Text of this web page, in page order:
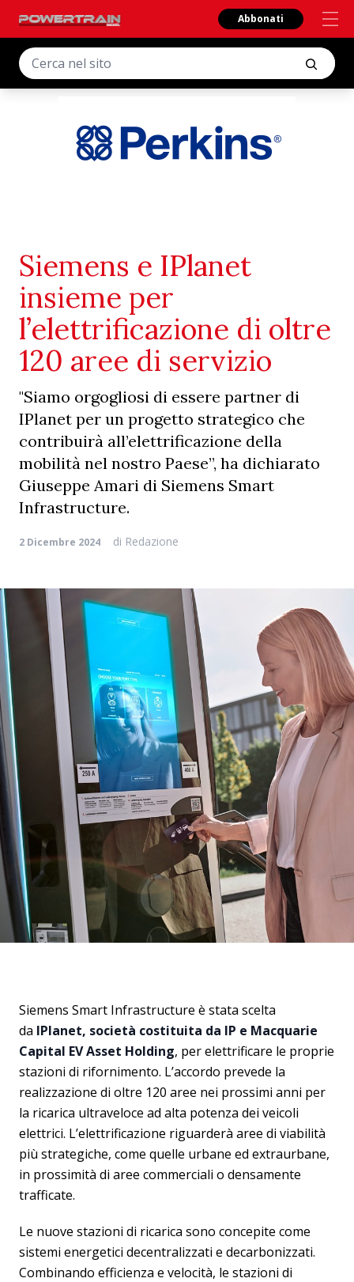
Abbonati
Siemens e IPlanet
insieme per
l’elettrificazione di oltre
120 aree di servizio
"Siamo orgogliosi di essere partner di
IPlanet per un progetto strategico che
contribuirà all’elettrificazione della
mobilità nel nostro Paese”, ha dichiarato
Giuseppe Amari di Siemens Smart
Infrastructure.
2 Dicembre 2024 di Redazione
Siemens Smart Infrastructure è stata scelta
da IPlanet, società costituita da IP e Macquarie
Capital EV Asset Holding, per elettrificare le proprie
stazioni di rifornimento. L’accordo prevede la
realizzazione di oltre 120 aree nei prossimi anni per
la ricarica ultraveloce ad alta potenza dei veicoli
elettrici. L’elettrificazione riguarderà aree di viabilità
più strategiche, come quelle urbane ed extraurbane,
in prossimità di aree commerciali o densamente
trafficate.
Le nuove stazioni di ricarica sono concepite come
sistemi energetici decentralizzati e decarbonizzati.
Combinando efficienza e velocità, le stazioni di